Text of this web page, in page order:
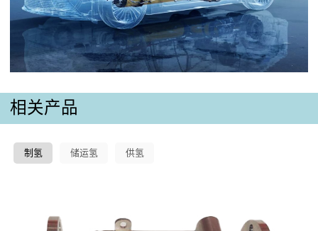
相关产品
制氢 储运氢 供氢